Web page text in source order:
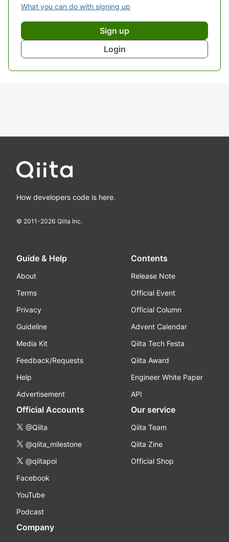
What you can do with signing up
Sign up
Login
How developers code is here.
© 2011-2026 Qiita Inc.
Guide & Help
About
Terms
Privacy
Guideline
Media Kit
Feedback/Requests
Help
Advertisement
Contents
Release Note
Official Event
Official Column
Advent Calendar
Qiita Tech Festa
Qiita Award
Engineer White Paper
API
Official Accounts
@Qiita
@qiita_milestone
@qiitapoi
Facebook
YouTube
Podcast
Our service
Qiita Team
Qiita Zine
Official Shop
Company